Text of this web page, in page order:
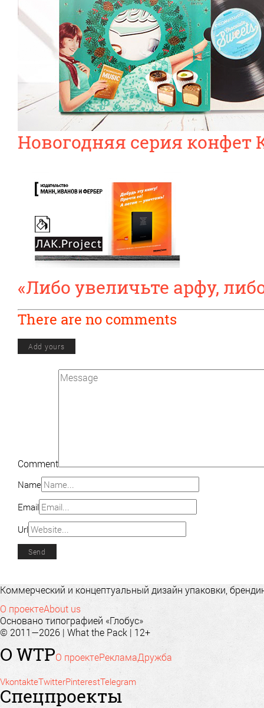
Новогодняя серия конфет
«Либо увеличьте арфу,
There are no comments
Add yours
Comment
Name
Email
Url
Коммерческий и концептуальный дизайн упаковки,
О проектеAbout us
Основано типографией «Глобус»
© 2011—2026 | What the Pack | 12+
О WTPО проектеРекламаДружба
VkontakteTwitterPinterestTelegram
Спецпроекты